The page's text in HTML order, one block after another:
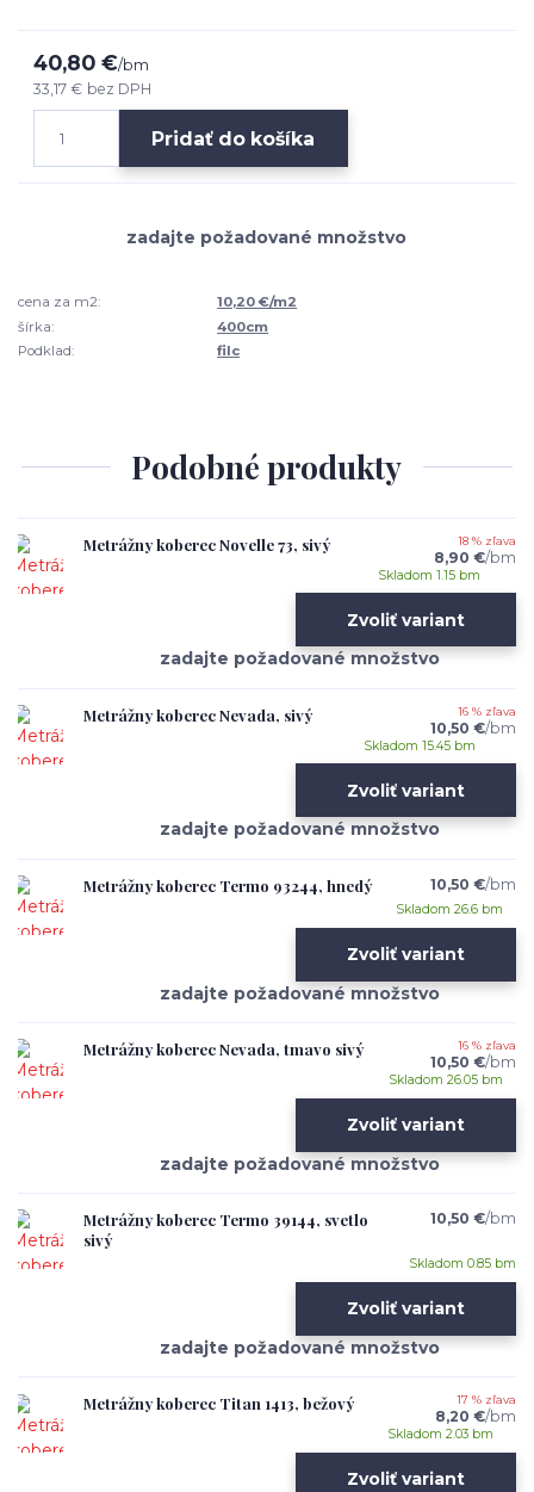
40,80 €/bm
33,17 € bez DPH
Pridať do košíka
cena za m2:
10,20 €/m2
šírka:
400cm
Podklad:
filc
Podobné produkty
Metrážny koberec Novelle 73, sivý 18 % zľava
8,90 €/bm
Skladom 1.15 bm
Zvoliť variant
Metrážny koberec Nevada, sivý 16 % zľava
10,50 €/bm
Skladom 15.45 bm
Zvoliť variant
Metrážny koberec Termo 93244, hnedý 10,50 €/bm
Skladom 26.6 bm
Zvoliť variant
Metrážny koberec Nevada, tmavo sivý 16 % zľava
10,50 €/bm
Skladom 26.05 bm
Zvoliť variant
Metrážny koberec Termo 39144, svetlo
sivý
10,50 €/bm
Skladom 0.85 bm
Zvoliť variant
Metrážny koberec Titan 1413, bežový 17 % zľava
8,20 €/bm
Skladom 2.03 bm
Zvoliť variant